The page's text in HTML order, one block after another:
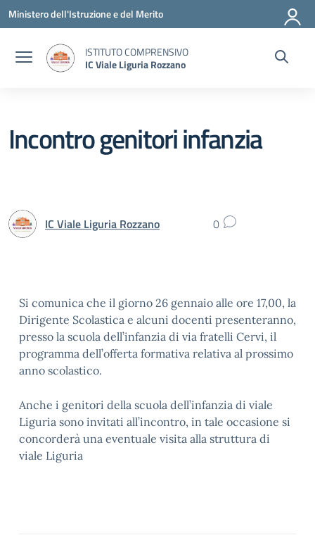
Vai ai contenuti
Vai al menu di navigazione
Vai al footer
Ministero dell'Istruzione e del Merito
ISTITUTO COMPRENSIVO
IC Viale Liguria Rozzano
Incontro genitori infanzia
IC Viale Liguria Rozzano 0
Si comunica che il giorno 26 gennaio alle ore 17,00, la
Dirigente Scolastica e alcuni docenti presenteranno,
presso la scuola dell’infanzia di via fratelli Cervi, il
programma dell’offerta formativa relativa al prossimo
anno scolastico.
Anche i genitori della scuola dell’infanzia di viale
Liguria sono invitati all’incontro, in tale occasione si
concorderà una eventuale visita alla struttura di
viale Liguria